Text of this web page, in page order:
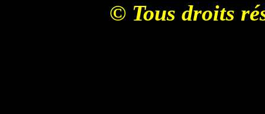
© Tous droits